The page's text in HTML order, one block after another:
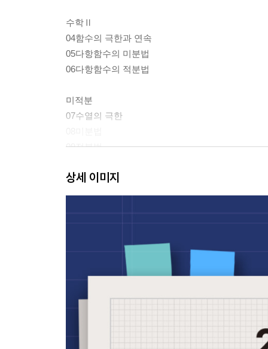
수학Ⅱ
04함수의 극한과 연속
05다항함수의 미분법
06다항함수의 적분법
미적분
07수열의 극한
09적분법
상세 이미지